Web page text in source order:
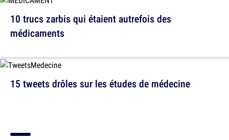
15 tweets drôles sur les études de médecine
10 trucs zarbis qui étaient autrefois des
médicaments